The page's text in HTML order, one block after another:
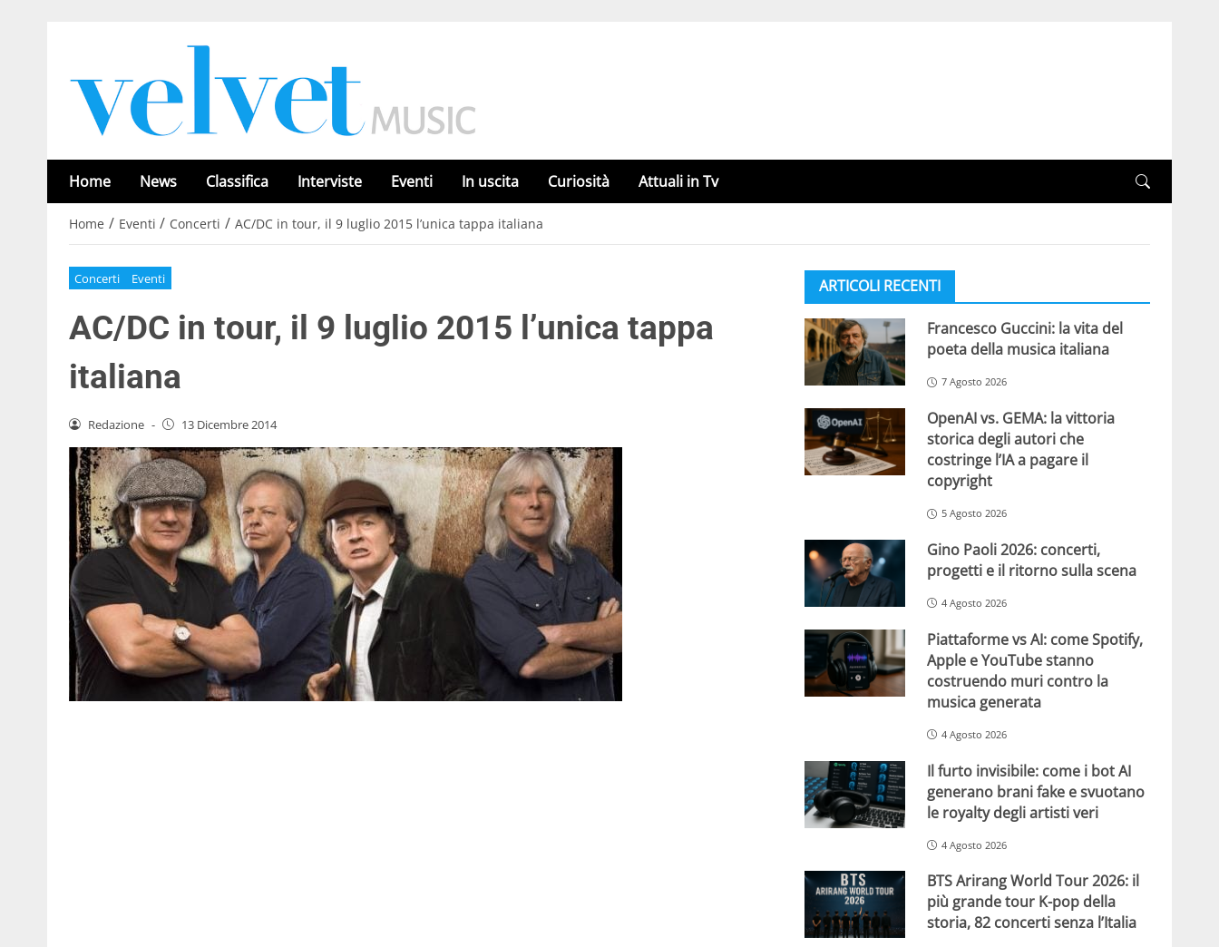
Home News Classifica Interviste Eventi In uscita Curiosità Attuali in Tv
Home / Eventi / Concerti / AC/DC in tour, il 9 luglio 2015 l’unica tappa italiana
Concerti Eventi
AC/DC in tour, il 9 luglio 2015 l’unica tappa
italiana
Redazione - 13 Dicembre 2014
ARTICOLI RECENTI
Francesco Guccini: la vita del
poeta della musica italiana
7 Agosto 2026
OpenAI vs. GEMA: la vittoria
storica degli autori che
costringe l’IA a pagare il
copyright
5 Agosto 2026
Gino Paoli 2026: concerti,
progetti e il ritorno sulla scena
4 Agosto 2026
Piattaforme vs AI: come Spotify,
Apple e YouTube stanno
costruendo muri contro la
musica generata
4 Agosto 2026
Il furto invisibile: come i bot AI
generano brani fake e svuotano
le royalty degli artisti veri
4 Agosto 2026
BTS Arirang World Tour 2026: il
più grande tour K-pop della
storia, 82 concerti senza l’Italia